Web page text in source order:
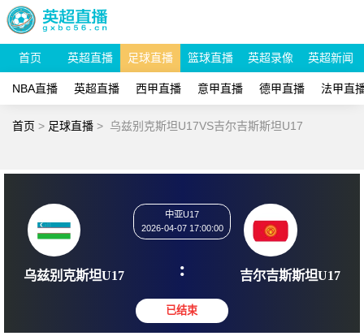
首页 英超直播 足球直播 篮球直播 英超录像 英超新闻
NBA直播 英超直播 西甲直播 意甲直播 德甲直播 法甲直
首页 > 足球直播 > 乌兹别克斯坦U17VS吉尔吉斯斯坦U17
2026-04-07 17:00:00
: